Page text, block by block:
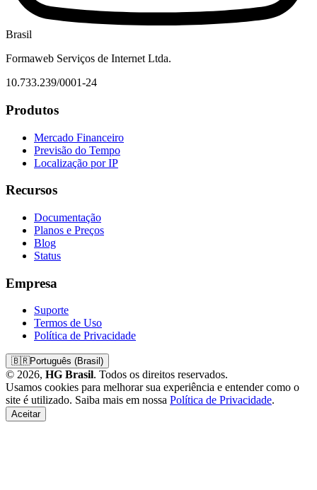
Brasil
Formaweb Serviços de Internet Ltda.
10.733.239/0001-24
Produtos
Mercado Financeiro
Previsão do Tempo
Localização por IP
Recursos
Documentação
Planos e Preços
Blog
Status
Empresa
Suporte
Termos de Uso
Política de Privacidade
🇧🇷Português (Brasil)
© 2026, HG Brasil. Todos os direitos reservados.
Usamos cookies para melhorar sua experiência e entender como o
site é utilizado. Saiba mais em nossa Política de Privacidade.
Aceitar